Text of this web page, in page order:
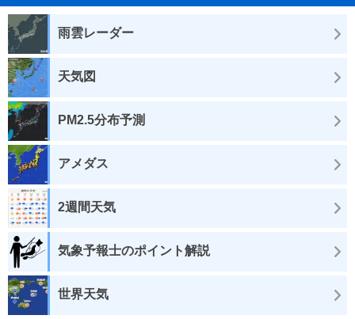
雨雲レーダー
天気図
PM2.5分布予測
アメダス
2週間天気
気象予報士のポイント解説
世界天気